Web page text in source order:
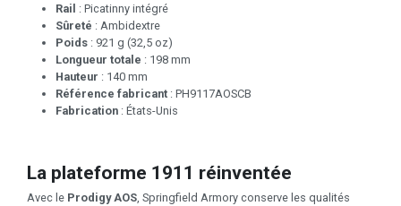
Rail : Picatinny intégré
Sûreté : Ambidextre
Poids : 921 g (32,5 oz)
Longueur totale : 198 mm
Hauteur : 140 mm
Référence fabricant : PH9117AOSCB
Fabrication : États-Unis
La plateforme 1911 réinventée
Avec le Prodigy AOS , Springfield Armory conserve les qualités